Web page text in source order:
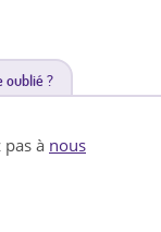
oublié ?
à nous